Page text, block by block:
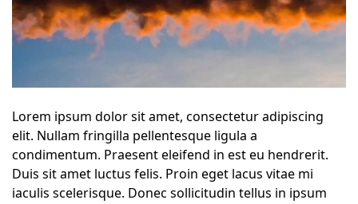
Lorem ipsum dolor sit amet, consectetur adipiscing
elit. Nullam fringilla pellentesque ligula a
condimentum. Praesent eleifend in est eu hendrerit.
Duis sit amet luctus felis. Proin eget lacus vitae mi
iaculis scelerisque. Donec sollicitudin tellus in ipsum